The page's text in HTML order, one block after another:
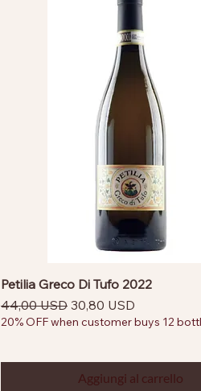
Petilia Greco Di Tufo 2022
Prezzo regolare
44,00 USD Prezzo scontato
30,80 USD
20% OFF when customer buys 12
Aggiungi al carrello